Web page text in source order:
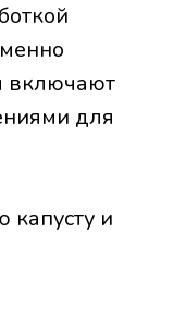
включают
для
и